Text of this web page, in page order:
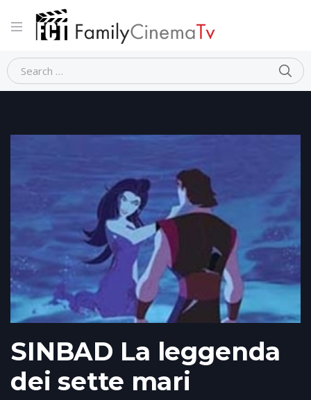
Home Animazione
SINBAD La leggenda
dei sette mari